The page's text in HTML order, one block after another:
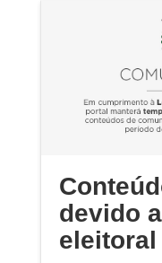
devido
eleitoral